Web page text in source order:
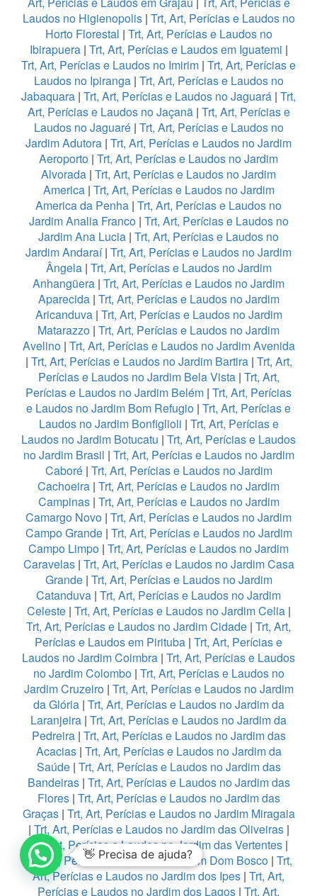
Laudos no Higienopolis| Trt, Art, Perícias e Laudos no
Horto Florestal | Trt, Art, Perícias e Laudos no
Ibirapuera| Trt, Art, Perícias e Laudos em Iguatemi |
Trt, Art, Perícias e Laudos no Imirim | Trt, Art, Perícias e
Laudos no Ipiranga| Trt, Art, Perícias e Laudos no
Jabaquara | Trt, Art, Perícias e Laudos no Jaguará | Trt,
Art, Perícias e Laudos no Jaçanã| Trt, Art, Perícias e
Laudos no Jaguaré| Trt, Art, Perícias e Laudos no
Jardim Adutora | Trt, Art, Perícias e Laudos no Jardim
Aeroporto | Trt, Art, Perícias e Laudos no Jardim
Alvorada | Trt, Art, Perícias e Laudos no Jardim
America| Trt, Art, Perícias e Laudos no Jardim
America da Penha | Trt, Art, Perícias e Laudos no
Jardim Analia Franco| Trt, Art, Perícias e Laudos no
Jardim Ana Lucia | Trt, Art, Perícias e Laudos no
Jardim Andaraí| Trt, Art, Perícias e Laudos no Jardim
Ângela| Trt, Art, Perícias e Laudos no Jardim
Anhangüera | Trt, Art, Perícias e Laudos no Jardim
Aparecida| Trt, Art, Perícias e Laudos no Jardim
Aricanduva| Trt, Art, Perícias e Laudos no Jardim
Matarazzo | Trt, Art, Perícias e Laudos no Jardim
Avelino| Trt, Art, Perícias e Laudos no Jardim Avenida
| Trt, Art, Perícias e Laudos no Jardim Bartira| Trt, Art,
Perícias e Laudos no Jardim Bela Vista| Trt, Art,
Perícias e Laudos no Jardim Belém | Trt, Art, Perícias
e Laudos no Jardim Bom Refugio | Trt, Art, Perícias e
Laudos no Jardim Bonfiglioli | Trt, Art, Perícias e
Laudos no Jardim Botucatu | Trt, Art, Perícias e Laudos
no Jardim Brasil | Trt, Art, Perícias e Laudos no Jardim
Caboré| Trt, Art, Perícias e Laudos no Jardim
Cachoeira | Trt, Art, Perícias e Laudos no Jardim
Campinas| Trt, Art, Perícias e Laudos no Jardim
Camargo Novo | Trt, Art, Perícias e Laudos no Jardim
Campo Grande| Trt, Art, Perícias e Laudos no Jardim
Campo Limpo | Trt, Art, Perícias e Laudos no Jardim
Caravelas| Trt, Art, Perícias e Laudos no Jardim Casa
Grande| Trt, Art, Perícias e Laudos no Jardim
Catanduva | Trt, Art, Perícias e Laudos no Jardim
Celeste| Trt, Art, Perícias e Laudos no Jardim Celia|
Trt, Art, Perícias e Laudos no Jardim Cidade | Trt, Art,
Perícias e Laudos em Pirituba | Trt, Art, Perícias e
Laudos no Jardim Coimbra | Trt, Art, Perícias e Laudos
no Jardim Colombo| Trt, Art, Perícias e Laudos no
Jardim Cruzeiro| Trt, Art, Perícias e Laudos no Jardim
da Glória| Trt, Art, Perícias e Laudos no Jardim da
Laranjeira | Trt, Art, Perícias e Laudos no Jardim da
Pedreira| Trt, Art, Perícias e Laudos no Jardim das
Acacias| Trt, Art, Perícias e Laudos no Jardim da
Saúde| Trt, Art, Perícias e Laudos no Jardim das
Bandeiras| Trt, Art, Perícias e Laudos no Jardim das
Flores| Trt, Art, Perícias e Laudos no Jardim das
Graças| Trt, Art, Perícias e Laudos no Jardim Miragaia
| Trt, Art, Perícias e Laudos no Jardim das Oliveiras|
Trt, Art, Perícias e Laudos no Jardim das Vertentes|
Trt, Art, Perícias e Laudos no Jardim Dom Bosco| Trt,
Art, Perícias e Laudos no Jardim dos Ipes | Trt, Art,
Perícias e Laudos no Jardim dos Lagos | Trt, Art,
👋 Precisa de ajuda?